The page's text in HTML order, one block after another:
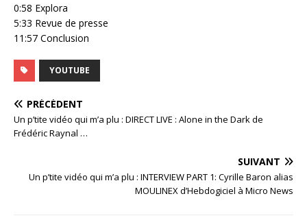
0:58 Explora
5:33 Revue de presse
11:57 Conclusion
YOUTUBE
PRÉCÉDENT
Un p’tite vidéo qui m’a plu : DIRECT LIVE : Alone in the Dark de
Frédéric Raynal …
SUIVANT
Un p’tite vidéo qui m’a plu : INTERVIEW PART 1: Cyrille Baron alias
MOULINEX d’Hebdogiciel à Micro News